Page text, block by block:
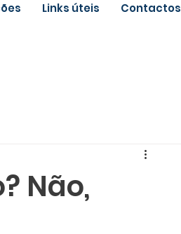
Links úteis Contactos
Não,